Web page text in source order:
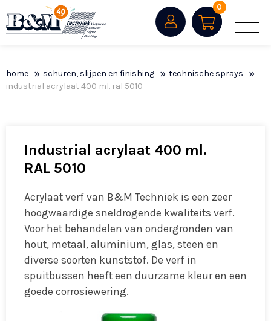
0
home schuren, slijpen en finishing
technische sprays
industrial acrylaat 400 ml. ral 5010
Industrial acrylaat 400 ml.
RAL 5010
Acrylaat verf van B&M Techniek is een zeer
hoogwaardige sneldrogende kwaliteits verf.
Voor het behandelen van ondergronden van
hout, metaal, aluminium, glas, steen en
diverse soorten kunststof. De verf in
spuitbussen heeft een duurzame kleur en een
goede corrosiewering.